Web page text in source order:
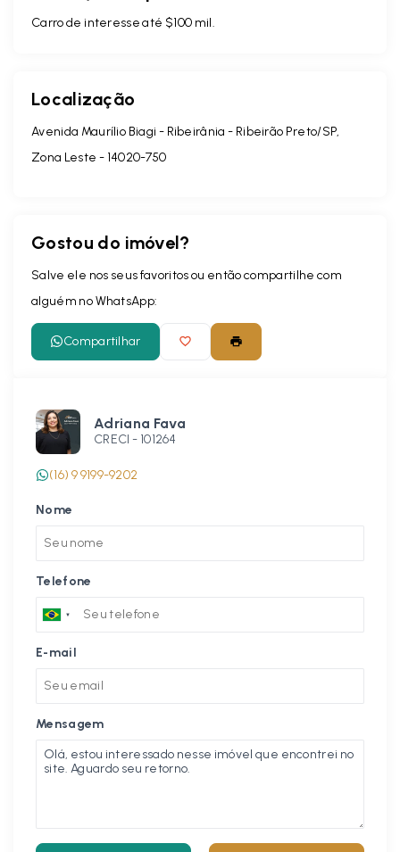
Carro de interesse até $100 mil.
Localização
Avenida Maurílio Biagi - Ribeirânia - Ribeirão Preto/SP,
Zona Leste - 14020-750
Gostou do imóvel?
Salve ele nos seus favoritos ou então compartilhe com
alguém no WhatsApp:
Compartilhar
Adriana Fava
CRECI - 101264
(16) 9 9199-9202
Nome
Telefone
E-mail
Mensagem